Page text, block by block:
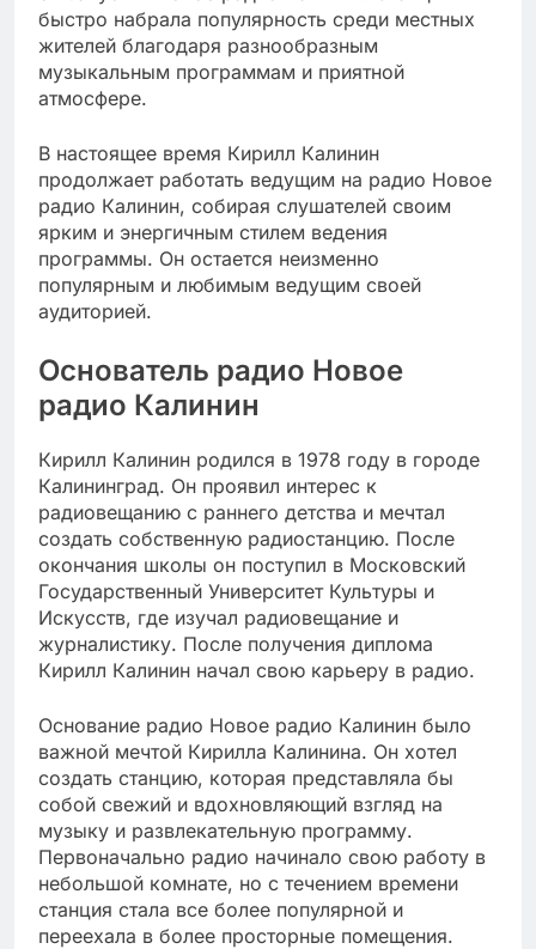
быстро набрала популярность среди местных
жителей благодаря разнообразным
музыкальным программам и приятной
атмосфере.
В настоящее время Кирилл Калинин
продолжает работать ведущим на радио Новое
радио Калинин, собирая слушателей своим
ярким и энергичным стилем ведения
программы. Он остается неизменно
популярным и любимым ведущим своей
аудиторией.
Основатель радио Новое
радио Калинин
Кирилл Калинин родился в 1978 году в городе
Калининград. Он проявил интерес к
радиовещанию с раннего детства и мечтал
создать собственную радиостанцию. После
окончания школы он поступил в Московский
Государственный Университет Культуры и
Искусств, где изучал радиовещание и
журналистику. После получения диплома
Кирилл Калинин начал свою карьеру в радио.
Основание радио Новое радио Калинин было
важной мечтой Кирилла Калинина. Он хотел
создать станцию, которая представляла бы
собой свежий и вдохновляющий взгляд на
музыку и развлекательную программу.
Первоначально радио начинало свою работу в
небольшой комнате, но с течением времени
станция стала все более популярной и
переехала в более просторные помещения.